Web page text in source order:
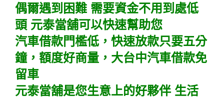
偶爾遇到困難 需要資金不用到處低
頭 元泰當舖可以快速幫助您
汽車借款門檻低，快速放款只要五分
鐘，額度好商量，大台中汽車借款免
留車
元泰當舖是您生意上的好夥伴 生活